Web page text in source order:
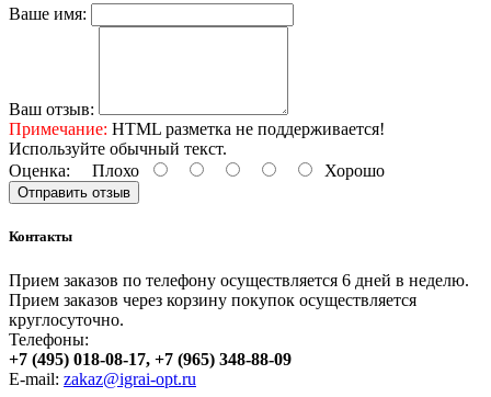
Ваше имя:
Ваш отзыв:
Примечание: HTML разметка не поддерживается!
Используйте обычный текст.
Оценка: Плохо Хорошо
Отправить отзыв
Контакты
Прием заказов по телефону осуществляется 6 дней в неделю.
Прием заказов через корзину покупок осуществляется
круглосуточно.
Телефоны:
+7 (495) 018-08-17, +7 (965) 348-88-09
E-mail: zakaz@igrai-opt.ru